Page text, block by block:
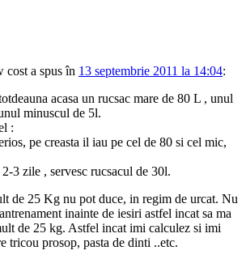
cost a spusîn 13 septembrie 2011 la 14:04:
acasa un rucsac mare de 80 L , unul
minuscul de 5l.
:
pe creasta il iau pe cel de 80 si cel mic,
3 zile , servesc rucsacul de 30l.
de 25 Kg nu pot duce, in regim de urcat. Nu
inainte de iesiri astfel incat sa ma
de 25 kg. Astfel incat imi calculez si imi
tricou prosop, pasta de dinti ..etc.